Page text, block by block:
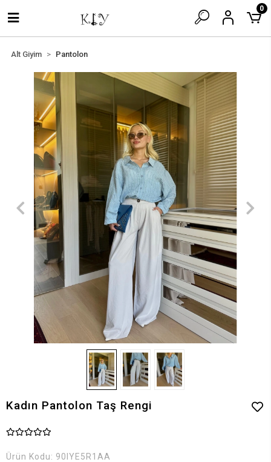
0
Alt Giyim Pantolon
Kadın Pantolon Taş Rengi
Ürün Kodu: 90IYE5R1AA